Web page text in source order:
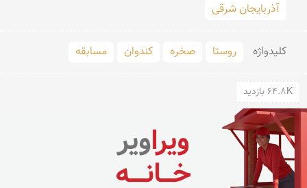
آذربایجان شرقی
کلید‌واژه روستا صخره كندوان مسابقه
64.8K بازدید